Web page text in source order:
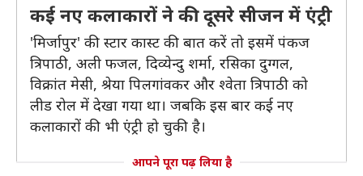
कई नए कलाकारों ने की दूसरे सीजन में एंट्री
'मिर्जापुर' की स्टार कास्ट की बात करें तो इसमें पंकज
त्रिपाठी, अली फजल, दिव्येन्दु शर्मा, रसिका दुग्गल,
विक्रांत मेसी, श्रेया पिलगांवकर और श्वेता त्रिपाठी को
लीड रोल में देखा गया था। जबकि इस बार कई नए
कलाकारों की भी एंट्री हो चुकी है।
आपने पूरा पढ़ लिया है